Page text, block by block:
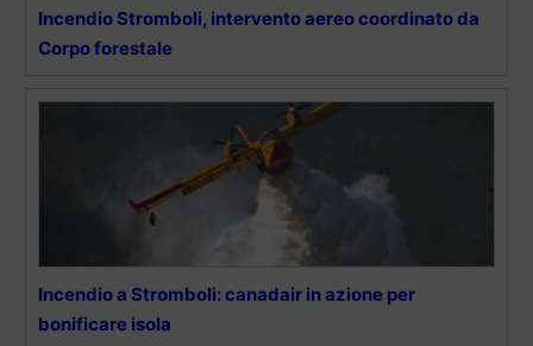
Incendio Stromboli, intervento aereo coordinato da
Corpo forestale
Incendio a Stromboli: canadair in azione per
bonificare isola